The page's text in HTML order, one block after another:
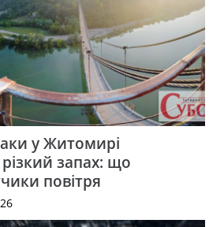
у Житомирі
запах: що
повітря